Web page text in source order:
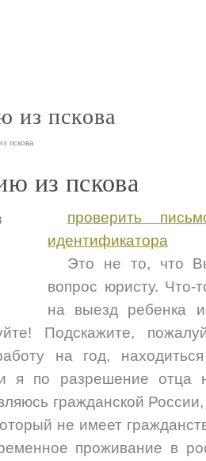
из пскова
пскова
из пскова
проверить
идентификатора
Это не то, что
вопрос юристу.
на выезд ребенка
Подскажите,
на год,
я по разрешение отца
гражданской
не имеет
проживание в